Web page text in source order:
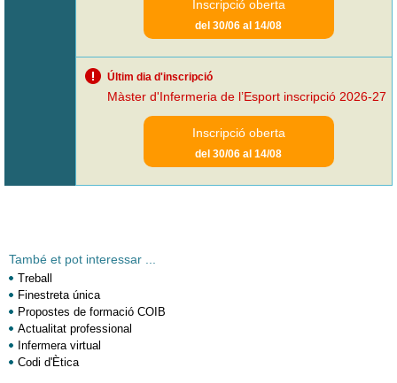
Inscripció oberta
del 30/06 al 14/08
Últim dia d'inscripció
Màster d'Infermeria de l’Esport inscripció 2026-27
Inscripció oberta
del 30/06 al 14/08
També et pot interessar ...
Treball
Finestreta única
Propostes de formació COIB
Actualitat professional
Infermera virtual
Codi d'Ètica